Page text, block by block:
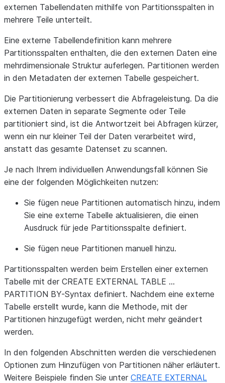
externen Tabellendaten mithilfe von Partitionsspalten in
mehrere Teile unterteilt.
Eine externe Tabellendefinition kann mehrere
Partitionsspalten enthalten, die den externen Daten eine
mehrdimensionale Struktur auferlegen. Partitionen werden
in den Metadaten der externen Tabelle gespeichert.
Die Partitionierung verbessert die Abfrageleistung. Da die
externen Daten in separate Segmente oder Teile
partitioniert sind, ist die Antwortzeit bei Abfragen kürzer,
wenn ein nur kleiner Teil der Daten verarbeitet wird,
anstatt das gesamte Datenset zu scannen.
Je nach Ihrem individuellen Anwendungsfall können Sie
eine der folgenden Möglichkeiten nutzen:
Sie fügen neue Partitionen automatisch hinzu, indem
Sie eine externe Tabelle aktualisieren, die einen
Ausdruck für jede Partitionsspalte definiert.
Sie fügen neue Partitionen manuell hinzu.
Partitionsspalten werden beim Erstellen einer externen
Tabelle mit der CREATE EXTERNAL TABLE …
PARTITION BY-Syntax definiert. Nachdem eine externe
Tabelle erstellt wurde, kann die Methode, mit der
Partitionen hinzugefügt werden, nicht mehr geändert
werden.
In den folgenden Abschnitten werden die verschiedenen
Optionen zum Hinzufügen von Partitionen näher erläutert.
Weitere Beispiele finden Sie unter CREATE EXTERNAL